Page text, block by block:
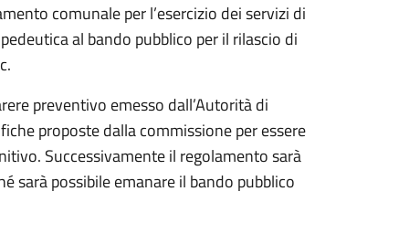
comunale per l’esercizio dei servizi di
al bando pubblico per il rilascio di
preventivo emesso dall’Autorità di
proposte dalla commissione per essere
Successivamente il regolamento sarà
sarà possibile emanare il bando pubblico